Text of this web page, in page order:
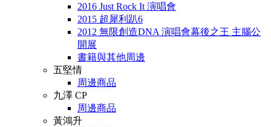
2016 Just Rock It 演唱會
2015 超犀利趴6
2012 無限創造DNA 演唱會幕後之王 主腦公
開展
書籍與其他周邊
五堅情
周邊商品
九澤 CP
周邊商品
黃鴻升